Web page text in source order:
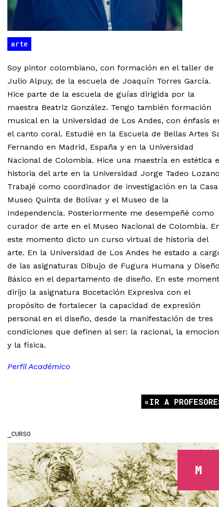
arte
Soy pintor colombiano, con formación en el taller de
Julio Alpuy, de la escuela de Joaquín Torres García.
Hice parte de la escuela de guías dirigida por la
maestra Beatriz González. Tengo también formación
musical en la Universidad de Los Andes, con énfasis
el canto coral. Estudié en la Escuela de Bellas Artes
Fernando en Madrid, España y en la Universidad
Nacional de Colombia. Hice una maestría en estética e
historia del arte en la Universidad Jorge Tadeo
Trabajé como coordinador de investigación en la Casa
Museo Quinta de Bolívar y el Museo de la
Independencia. Posteriormente me desempeñé como
curador de arte en el Museo Nacional de Colombia.
este momento dicto un curso virtual de historia del
arte. En la Universidad de Los Andes he estado a
de las asignaturas Dibujo de Fugura Humana y
Básico en el departamento de diseño. En este
dirijo la asignatura Bocetación Expresiva con el
propósito de fortalecer la capacidad de expresión
personal en el diseño, desde la manifestación de tres
condiciones que definen al ser: la racional, la
y la física.
Perfil Académico
IR A
CURSO
M